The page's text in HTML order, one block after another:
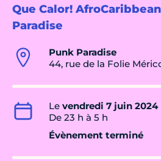
Que Calor!
Paradise
Punk Paradise
44, rue de la Folie
Le vendredi 7 juin 2024
De 23 h à 5 h
Évènement terminé